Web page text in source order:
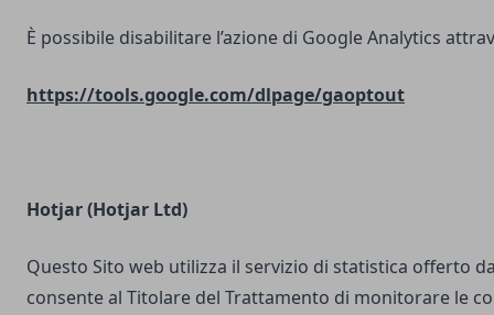
È possibile disabilitare l’azione di Google Analytics
https://tools.google.com/dlpage/gaoptout
Hotjar (Hotjar Ltd)
Questo Sito web utilizza il servizio di statistica offerto
consente al Titolare del Trattamento di monitorare le